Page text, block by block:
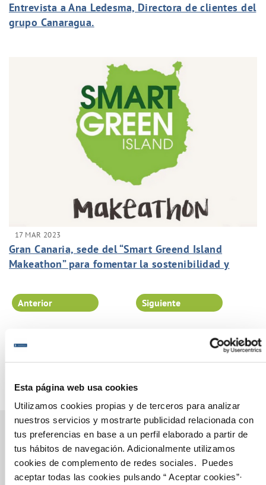
Esta página web usa cookies
Utilizamos cookies propias y de terceros para analizar
nuestros servicios y mostrarte publicidad relacionada con
tus preferencias en base a un perfil elaborado a partir de
tus hábitos de navegación. Adicionalmente utilizamos
cookies de complemento de redes sociales. Puedes
aceptar todas las cookies pulsando “ Aceptar cookies”·
Entrevista a Ana Ledesma, Directora de clientes del
grupo Canaragua.
17 MAR 2023
Gran Canaria, sede del “Smart Greend Island
Makeathon” para fomentar la sostenibilidad y
Página 13 de 102
Anterior Siguiente
Gestiones Online